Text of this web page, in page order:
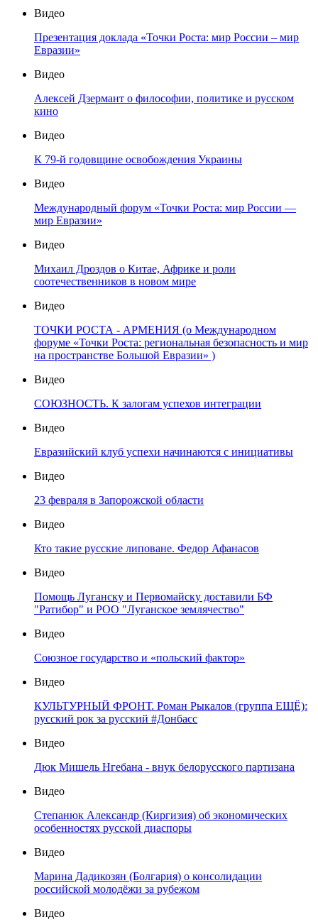
Видео
Презентация доклада «Точки Роста: мир России – мир
Евразии»
Видео
Алексей Дзермант о философии, политике и русском
кино
Видео
К 79-й годовщине освобождения Украины
Видео
Международный форум «Точки Роста: мир России —
мир Евразии»
Видео
Михаил Дроздов о Китае, Африке и роли
соотечественников в новом мире
Видео
ТОЧКИ РОСТА - АРМЕНИЯ (о Международном
форуме «Точки Роста: региональная безопасность и мир
на пространстве Большой Евразии» )
Видео
СОЮЗНОСТЬ. К залогам успехов интеграции
Видео
Евразийский клуб успехи начинаются с инициативы
Видео
23 февраля в Запорожской области
Видео
Кто такие русские липоване. Федор Афанасов
Видео
Помощь Луганску и Первомайску доставили БФ
"Ратибор" и РОО "Луганское землячество"
Видео
Союзное государство и «польский фактор»
Видео
КУЛЬТУРНЫЙ ФРОНТ. Роман Рыкалов (группа ЕЩЁ):
русский рок за русский #Донбасс
Видео
Дюк Мишель Нгебана - внук белорусского партизана
Видео
Степанюк Александр (Киргизия) об экономических
особенностях русской диаспоры
Видео
Марина Дадикозян (Болгария) о консолидации
российской молодёжи за рубежом
Видео